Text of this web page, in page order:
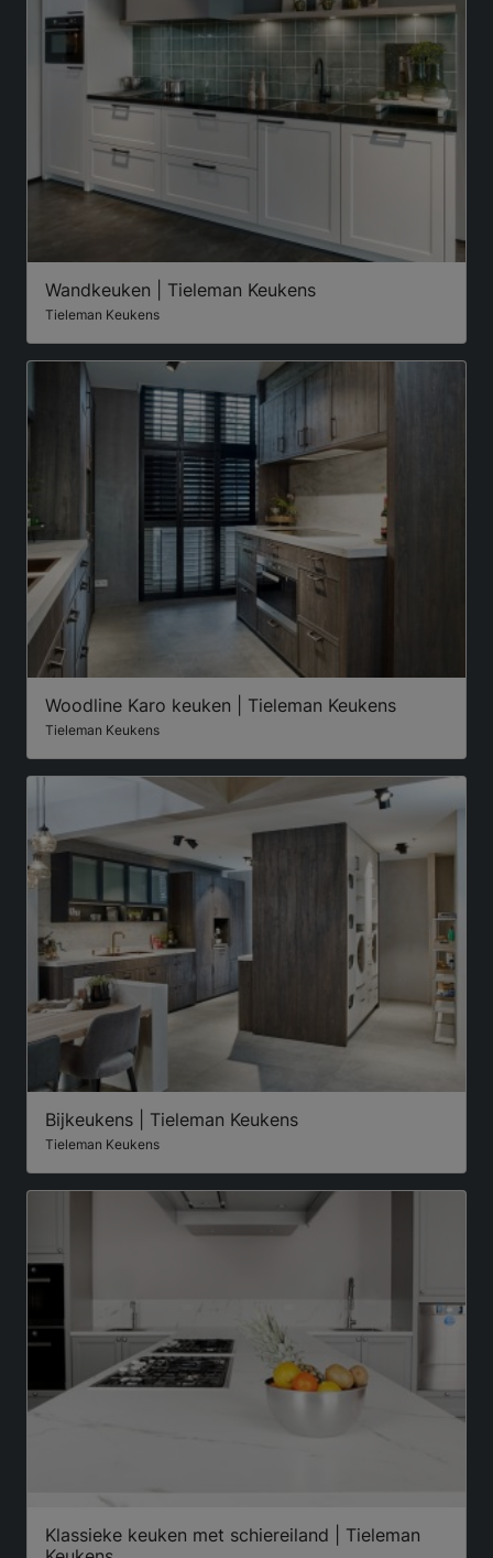
Wandkeuken | Tieleman Keukens
Tieleman Keukens
Woodline Karo keuken | Tieleman Keukens
Tieleman Keukens
Bijkeukens | Tieleman Keukens
Tieleman Keukens
Klassieke keuken met schiereiland | Tieleman